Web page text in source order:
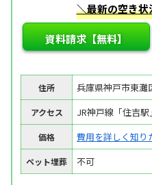
＼最新の空き
資料請求【無料】
住所 兵庫県神戸市東灘
アクセス JR神戸線「住吉
価格 費用を詳しく知り
ペット埋葬 不可